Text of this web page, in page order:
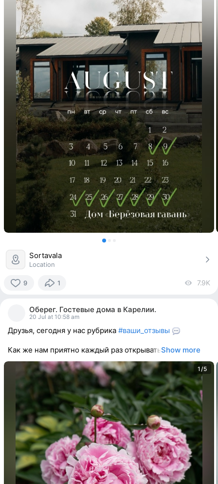
Sortavala
Location
9 1 7.9K
Оберег. Гостевые дома в Карелии.
20 Jul at 10:58 am
Друзья, сегодня у нас рубрика #ваши_отзывы
Как же нам приятно каждый раз открыватьShow more
1/5